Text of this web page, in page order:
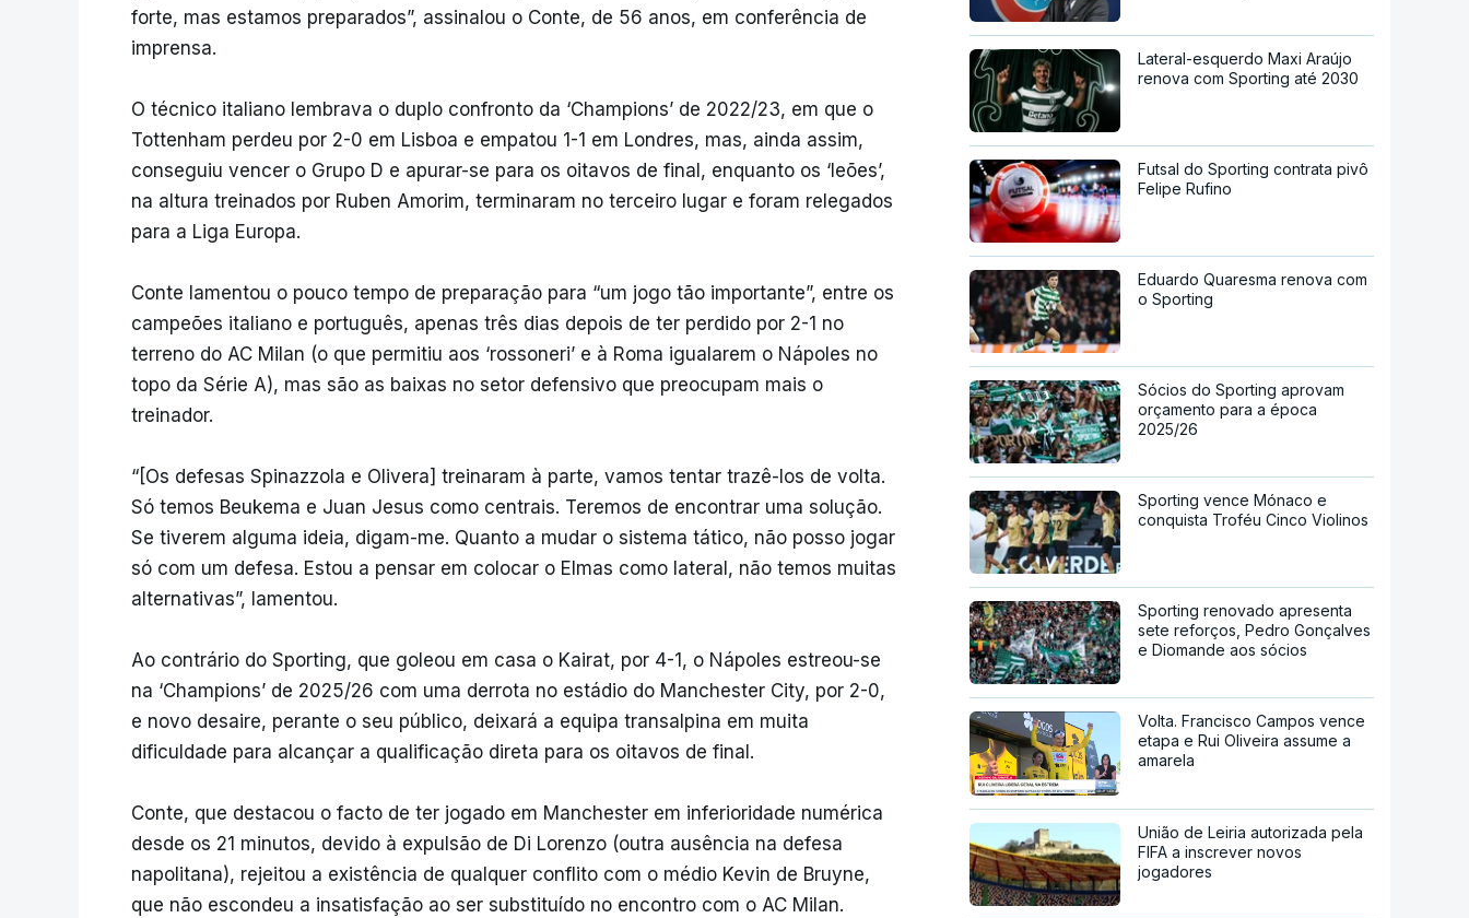
forte, mas estamos preparados”, assinalou o Conte, de 56 anos, em conferência de
imprensa.
O técnico italiano lembrava o duplo confronto da ‘Champions’ de 2022/23, em que o
Tottenham perdeu por 2-0 em Lisboa e empatou 1-1 em Londres, mas, ainda assim,
conseguiu vencer o Grupo D e apurar-se para os oitavos de final, enquanto os ‘leões’,
na altura treinados por Ruben Amorim, terminaram no terceiro lugar e foram relegados
para a Liga Europa.
Conte lamentou o pouco tempo de preparação para “um jogo tão importante”, entre os
campeões italiano e português, apenas três dias depois de ter perdido por 2-1 no
terreno do AC Milan (o que permitiu aos ‘rossoneri’ e à Roma igualarem o Nápoles no
topo da Série A), mas são as baixas no setor defensivo que preocupam mais o
treinador.
“[Os defesas Spinazzola e Olivera] treinaram à parte, vamos tentar trazê-los de volta.
Só temos Beukema e Juan Jesus como centrais. Teremos de encontrar uma solução.
Se tiverem alguma ideia, digam-me. Quanto a mudar o sistema tático, não posso jogar
só com um defesa. Estou a pensar em colocar o Elmas como lateral, não temos muitas
alternativas”, lamentou.
Ao contrário do Sporting, que goleou em casa o Kairat, por 4-1, o Nápoles estreou-se
na ‘Champions’ de 2025/26 com uma derrota no estádio do Manchester City, por 2-0,
e novo desaire, perante o seu público, deixará a equipa transalpina em muita
dificuldade para alcançar a qualificação direta para os oitavos de final.
Conte, que destacou o facto de ter jogado em Manchester em inferioridade numérica
desde os 21 minutos, devido à expulsão de Di Lorenzo (outra ausência na defesa
napolitana), rejeitou a existência de qualquer conflito com o médio Kevin de Bruyne,
que não escondeu a insatisfação ao ser substituído no encontro com o AC Milan.
Lateral-esquerdo Maxi Araújo
renova com Sporting até 2030
Futsal do Sporting contrata pivô
Felipe Rufino
Eduardo Quaresma renova com
o Sporting
Sócios do Sporting aprovam
orçamento para a época
2025/26
Sporting vence Mónaco e
conquista Troféu Cinco Violinos
Sporting renovado apresenta
sete reforços, Pedro Gonçalves
e Diomande aos sócios
Volta. Francisco Campos vence
etapa e Rui Oliveira assume a
amarela
União de Leiria autorizada pela
FIFA a inscrever novos
jogadores